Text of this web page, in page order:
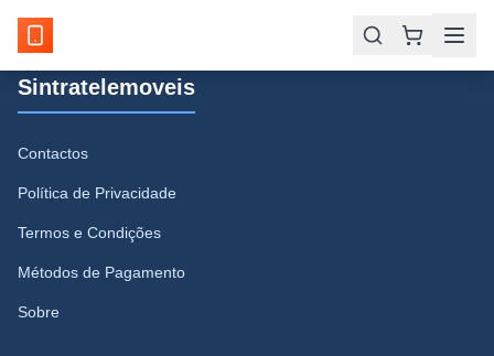
Sintratelemoveis
Contactos
Política de Privacidade
Termos e Condições
Métodos de Pagamento
Sobre